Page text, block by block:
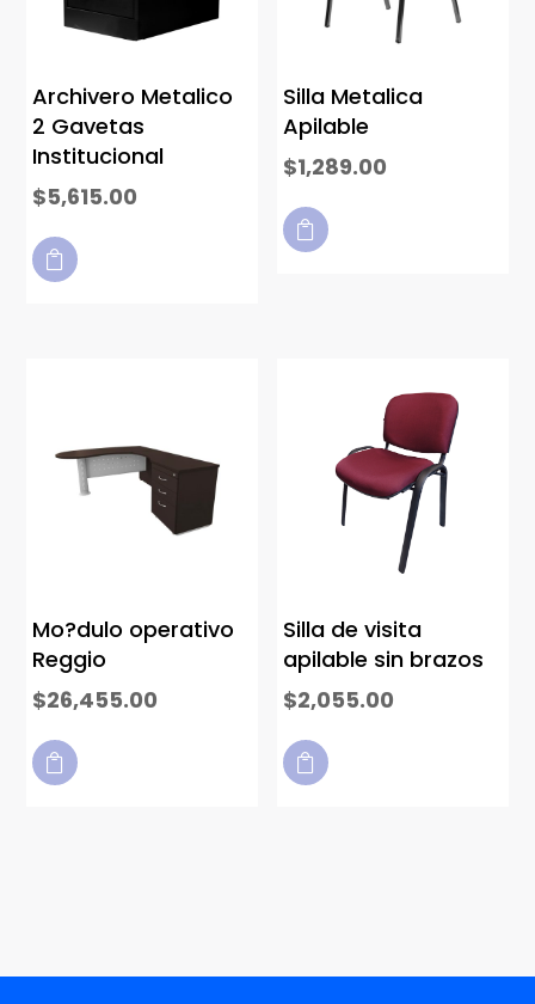
Archivero Metalico
2 Gavetas
Institucional
$5,615.00

Silla Metalica
Apilable
$1,289.00

Mo?dulo operativo
Reggio
$26,455.00

Silla de visita
apilable sin brazos
$2,055.00
